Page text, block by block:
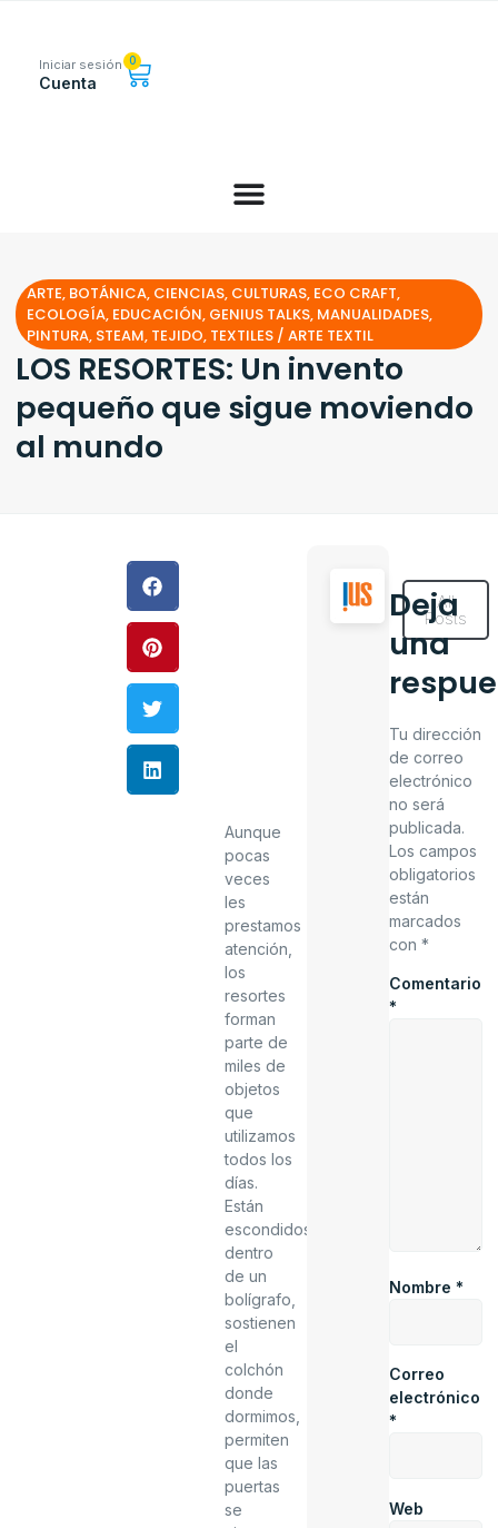
Iniciar sesión
Cuenta
0
ARTE, BOTÁNICA, CIENCIAS, CULTURAS, ECO CRAFT,
ECOLOGÍA, EDUCACIÓN, GENIUS TALKS, MANUALIDADES,
PINTURA, STEAM, TEJIDO, TEXTILES / ARTE TEXTIL
LOS RESORTES: Un invento
pequeño que sigue moviendo
al mundo
Aunque
pocas
veces
les
prestamos
atención,
los
resortes
forman
parte de
miles de
objetos
que
utilizamos
todos los
días.
Están
escondidos
dentro
de un
bolígrafo,
sostienen
el
colchón
donde
dormimos,
permiten
que las
puertas
se
All
Posts
Deja
una
Tu dirección
de correo
electrónico
no será
publicada.
Los campos
obligatorios
están
marcados
con*
Comentario
*
Nombre*
Correo
electrónico
*
Web